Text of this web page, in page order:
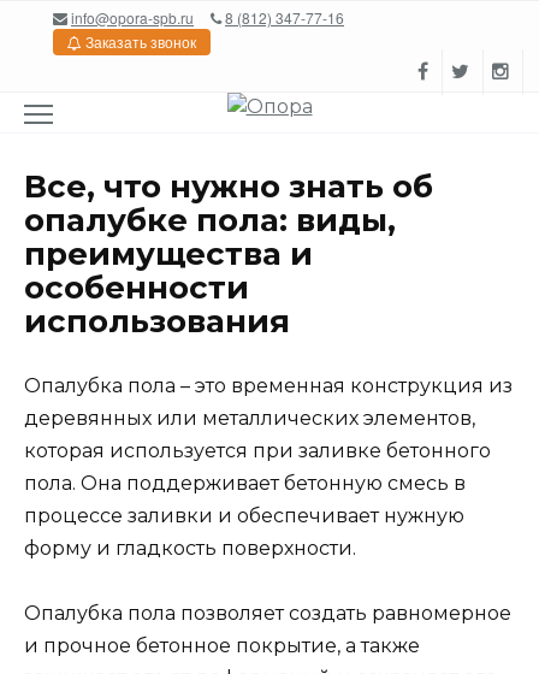
Перейтиinfo@opora-spb.ru
8 (812) 347-77-16
Заказать звонок
Все, что нужно знать об
опалубке пола: виды,
преимущества и
особенности
использования
Опалубка пола – это временная конструкция из
деревянных или металлических элементов,
которая используется при заливке бетонного
пола. Она поддерживает бетонную смесь в
процессе заливки и обеспечивает нужную
форму и гладкость поверхности.
Опалубка пола позволяет создать равномерное
и прочное бетонное покрытие, а также